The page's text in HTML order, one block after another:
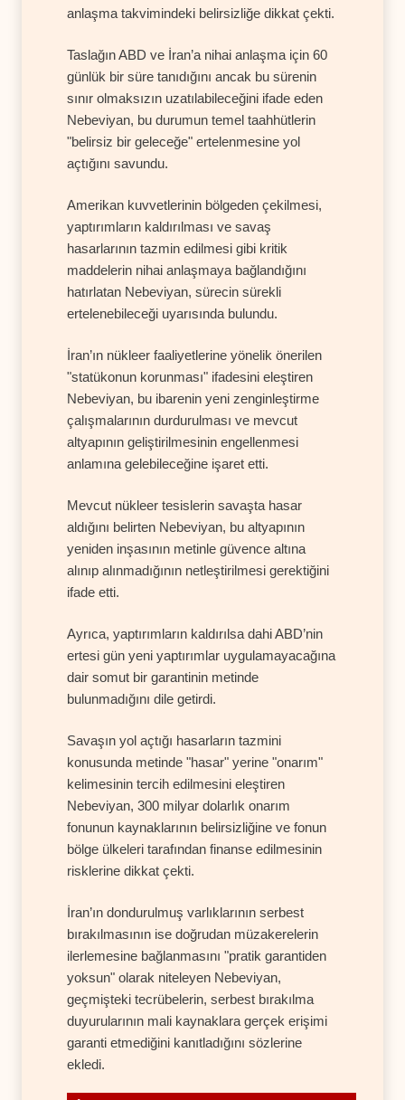
anlaşma takvimindeki belirsizliğe dikkat çekti.
Taslağın ABD ve İran’a nihai anlaşma için 60
günlük bir süre tanıdığını ancak bu sürenin
sınır olmaksızın uzatılabileceğini ifade eden
Nebeviyan, bu durumun temel taahhütlerin
"belirsiz bir geleceğe" ertelenmesine yol
açtığını savundu.
Amerikan kuvvetlerinin bölgeden çekilmesi,
yaptırımların kaldırılması ve savaş
hasarlarının tazmin edilmesi gibi kritik
maddelerin nihai anlaşmaya bağlandığını
hatırlatan Nebeviyan, sürecin sürekli
ertelenebileceği uyarısında bulundu.
İran’ın nükleer faaliyetlerine yönelik önerilen
"statükonun korunması" ifadesini eleştiren
Nebeviyan, bu ibarenin yeni zenginleştirme
çalışmalarının durdurulması ve mevcut
altyapının geliştirilmesinin engellenmesi
anlamına gelebileceğine işaret etti.
Mevcut nükleer tesislerin savaşta hasar
aldığını belirten Nebeviyan, bu altyapının
yeniden inşasının metinle güvence altına
alınıp alınmadığının netleştirilmesi gerektiğini
ifade etti.
Ayrıca, yaptırımların kaldırılsa dahi ABD’nin
ertesi gün yeni yaptırımlar uygulamayacağına
dair somut bir garantinin metinde
bulunmadığını dile getirdi.
Savaşın yol açtığı hasarların tazmini
konusunda metinde "hasar" yerine "onarım"
kelimesinin tercih edilmesini eleştiren
Nebeviyan, 300 milyar dolarlık onarım
fonunun kaynaklarının belirsizliğine ve fonun
bölge ülkeleri tarafından finanse edilmesinin
risklerine dikkat çekti.
İran’ın dondurulmuş varlıklarının serbest
bırakılmasının ise doğrudan müzakerelerin
ilerlemesine bağlanmasını "pratik garantiden
yoksun" olarak niteleyen Nebeviyan,
geçmişteki tecrübelerin, serbest bırakılma
duyurularının mali kaynaklara gerçek erişimi
garanti etmediğini kanıtladığını sözlerine
ekledi.